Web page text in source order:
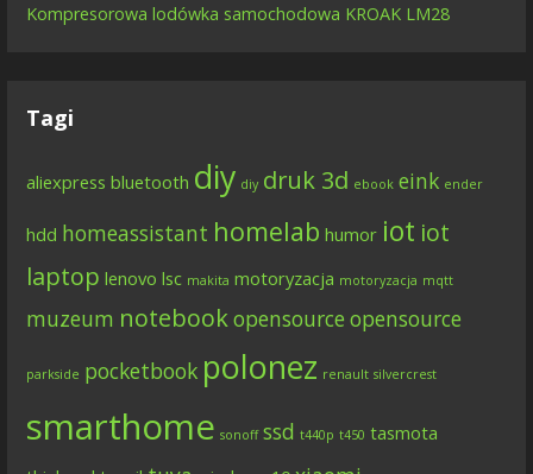
Kompresorowa lodówka samochodowa KROAK LM28
Tagi
aliexpress bluetooth diy diy druk 3d ebook eink ender
hdd homeassistant homelab humor iot iot
laptop lenovo lsc makita motoryzacja motoryzacja mqtt
muzeum notebookopensource opensource
parkside pocketbook polonez renault silvercrest
smarthome sonoff ssd t440p t450 tasmota